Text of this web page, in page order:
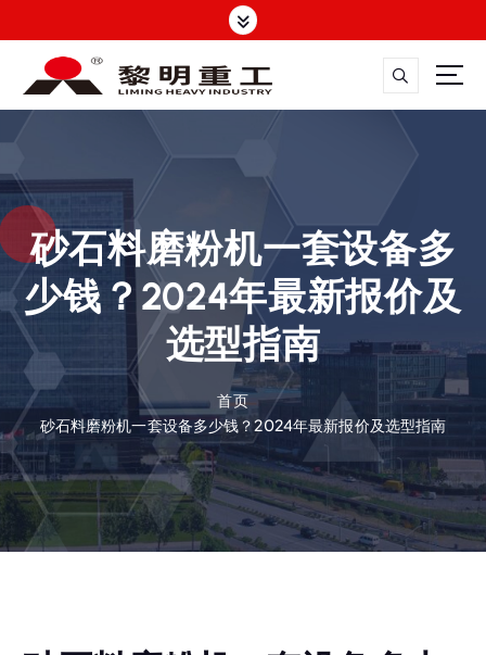
转
容 大修渣磨粉机，矿渣立磨
砂石料磨粉机一套设备多
少钱？2024年最新报价及
选型指南
首页
砂石料磨粉机一套设备多少钱？2024年最新报价及选型指南